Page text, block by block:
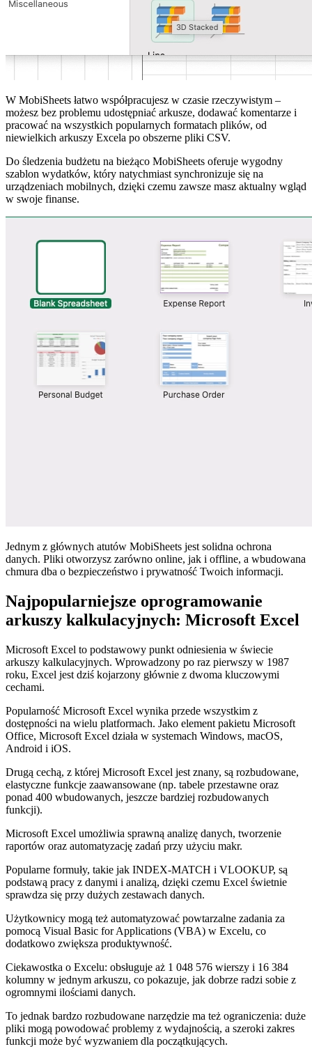
W MobiSheets łatwo współpracujesz w czasie rzeczywistym –
możesz bez problemu udostępniać arkusze, dodawać komentarze i
pracować na wszystkich popularnych formatach plików, od
niewielkich arkuszy Excela po obszerne pliki CSV.
Do śledzenia budżetu na bieżąco MobiSheets oferuje wygodny
szablon wydatków, który natychmiast synchronizuje się na
urządzeniach mobilnych, dzięki czemu zawsze masz aktualny wgląd
w swoje finanse.
Jednym z głównych atutów MobiSheets jest solidna ochrona
danych. Pliki otworzysz zarówno online, jak i offline, a wbudowana
chmura dba o bezpieczeństwo i prywatność Twoich informacji.
Najpopularniejsze oprogramowanie
arkuszy kalkulacyjnych: Microsoft Excel
Microsoft Excel to podstawowy punkt odniesienia w świecie
arkuszy kalkulacyjnych. Wprowadzony po raz pierwszy w 1987
roku, Excel jest dziś kojarzony głównie z dwoma kluczowymi
cechami.
Popularność Microsoft Excel wynika przede wszystkim z
dostępności na wielu platformach. Jako element pakietu Microsoft
Office, Microsoft Excel działa w systemach Windows, macOS,
Android i iOS.
Drugą cechą, z której Microsoft Excel jest znany, są rozbudowane,
elastyczne funkcje zaawansowane (np. tabele przestawne oraz
ponad 400 wbudowanych, jeszcze bardziej rozbudowanych
funkcji).
Microsoft Excel umożliwia sprawną analizę danych, tworzenie
raportów oraz automatyzację zadań przy użyciu makr.
Popularne formuły, takie jak INDEX-MATCH i VLOOKUP, są
podstawą pracy z danymi i analizą, dzięki czemu Excel świetnie
sprawdza się przy dużych zestawach danych.
Użytkownicy mogą też automatyzować powtarzalne zadania za
pomocą Visual Basic for Applications (VBA) w Excelu, co
dodatkowo zwiększa produktywność.
Ciekawostka o Excelu: obsługuje aż 1 048 576 wierszy i 16 384
kolumny w jednym arkuszu, co pokazuje, jak dobrze radzi sobie z
ogromnymi ilościami danych.
To jednak bardzo rozbudowane narzędzie ma też ograniczenia: duże
pliki mogą powodować problemy z wydajnością, a szeroki zakres
funkcji może być wyzwaniem dla początkujących.